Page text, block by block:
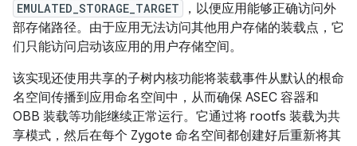
EMULATED_STORAGE_TARGET
，以便应用能够正确访问外
部存储路径。由于应用无法访问其他用户存储的装载点，它
们只能访问启动该应用的用户存储空间。
该实现还使用共享的子树内核功能将装载事件从默认的根命
名空间传播到应用命名空间中，从而确保 ASEC 容器和
OBB 装载等功能继续正常运行。它通过将 rootfs 装载为共
享模式，然后在每个 Zygote 命名空间都创建好后重新将其